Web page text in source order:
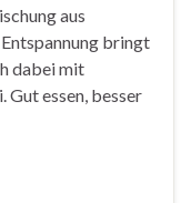
aus
bringt
dabei mit
Gut essen, besser